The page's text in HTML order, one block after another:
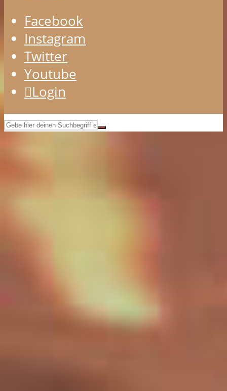
Facebook
Instagram
Twitter
Youtube
Login